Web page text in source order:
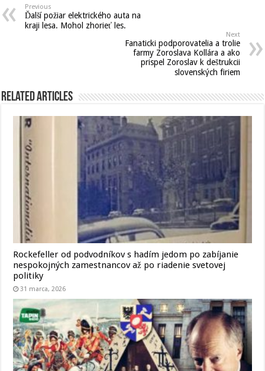
Previous
Ďalší požiar elektrického auta na
kraji lesa. Mohol zhorieť les.
Next
Fanaticki podporovatelia a trolie
farmy Zoroslava Kollára a ako
prispel Zoroslav k deštrukcii
slovenských firiem
Related Articles
Rockefeller od podvodníkov s hadím jedom po zabíjanie
nespokojných zamestnancov až po riadenie svetovej
politiky
31 marca, 2026